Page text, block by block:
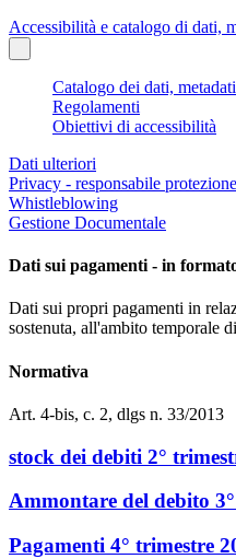
Accessibilità e catalogo di dati,
Catalogo dei dati,
Regolamenti
Obiettivi di accessibilità
Dati ulteriori
Privacy - responsabile
Whistleblowing
Gestione Documentale
Dati sui pagamenti - in
Dati sui propri pagamenti in
sostenuta, all'ambito temporale
Normativa
Art. 4-bis, c. 2, dlgs n. 33/2013
stock dei debiti 2°
Ammontare del debito
Pagamenti 4° trimestre